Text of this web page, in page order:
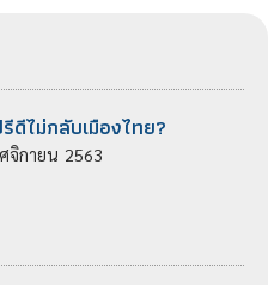
ดีไม่กลับเมืองไทย?
จิกายน 2563